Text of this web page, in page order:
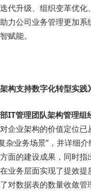
代升级、组织变革优化
力公司业务管理更加系
赋能。
构支持数字化转型实践》
IT管理团队架构管理组
企业架构的价值定位已
杂业务场景”，并详细
面的建设成果，同时指
业务层面实现了提效提
对数据表的数量收敛管